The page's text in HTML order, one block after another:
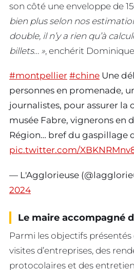
son côté une enveloppe de
bien plus selon nos
double, il n’y a rien qu’à
billets… », enchérit
#montpellier #chine Une
personnes en promenade,
journalistes, pour assurer la
musée Fabre, vignerons en
Région… bref du gaspillage
pic.twitter.com/
— L'Agglorieuse
2024
Le maire accompagné
Parmi les objectifs présentés
visites d’entreprises, des
protocolaires et des